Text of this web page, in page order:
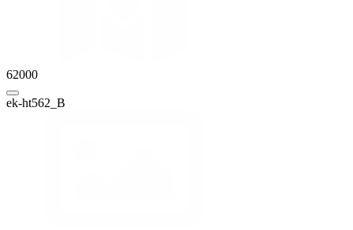
62000
ek-ht562_B